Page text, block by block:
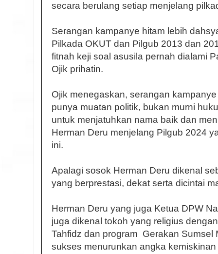
secara berulang setiap menjelang
Serangan kampanye hitam lebih
Pilkada OKUT dan Pilgub 2013 dan
fitnah keji soal asusila pernah dialami
Ojik prihatin.
Ojik menegaskan, serangan
punya muatan politik, bukan murni
untuk menjatuhkan nama baik dan
Herman Deru menjelang Pilgub 2024
ini.
Apalagi sosok Herman Deru dikenal
yang berprestasi, dekat serta dicintai
Herman Deru yang juga Ketua DPW
juga dikenal tokoh yang religius
Tahfidz dan program Gerakan Sumsel
sukses menurunkan angka